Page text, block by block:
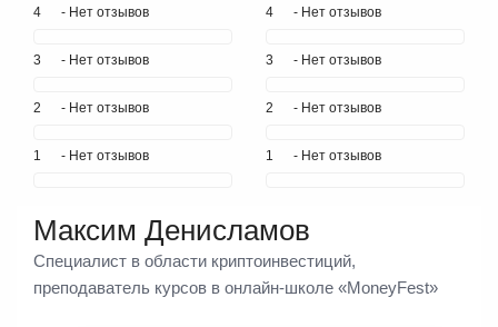
4 - Нет отзывов
3 - Нет отзывов
2 - Нет отзывов
1 - Нет отзывов
4 - Нет отзывов
3 - Нет отзывов
2 - Нет отзывов
1 - Нет отзывов
Максим Денисламов
Специалист в области криптоинвестиций,
преподаватель курсов в онлайн-школе «MoneyFest»